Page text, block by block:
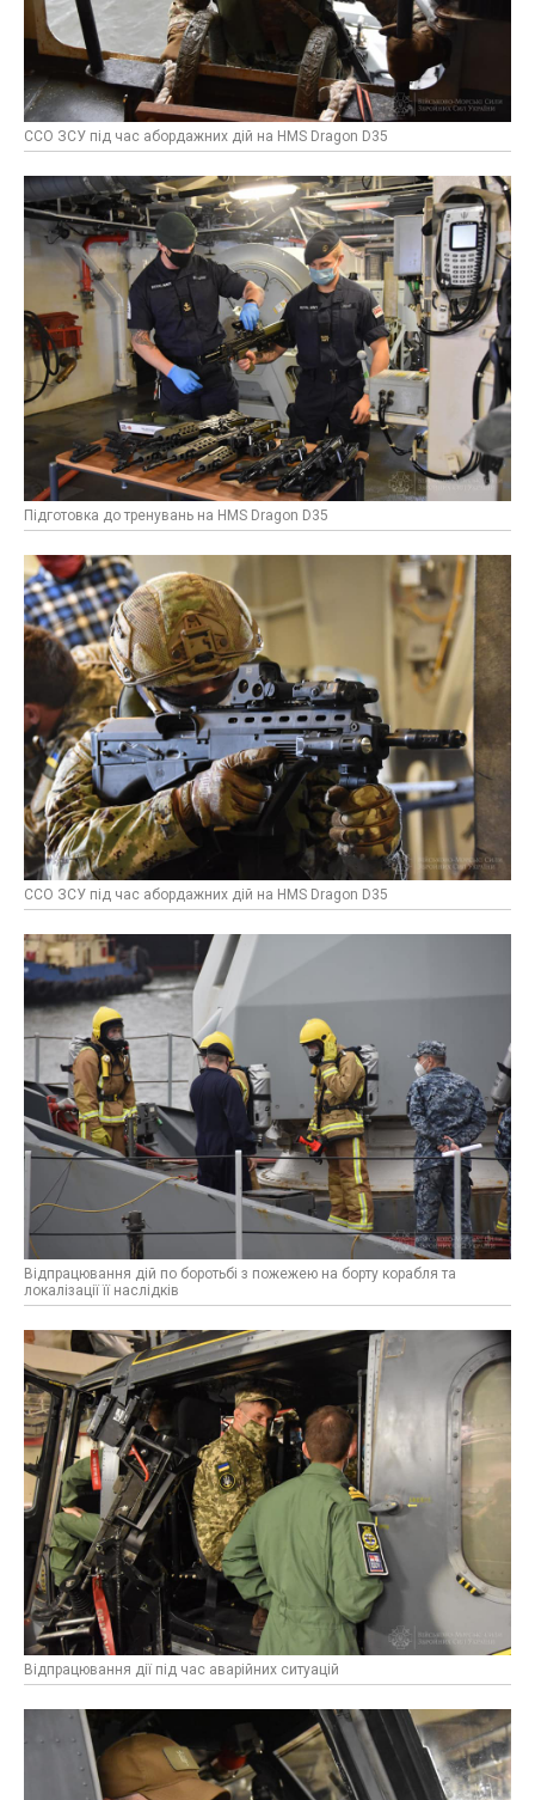
ССО ЗСУ під час абордажних дій на HMS Dragon D35
Підготовка до тренувань на HMS Dragon D35
ССО ЗСУ під час абордажних дій на HMS Dragon D35
Відпрацювання дій по боротьбі з пожежею на борту корабля та
локалізації її наслідків
Відпрацювання дії під час аварійних ситуацій